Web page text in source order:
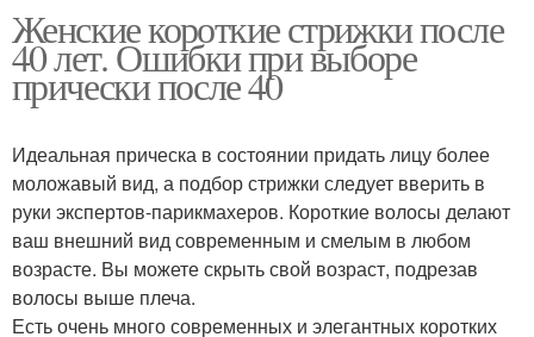
Женские короткие стрижки после
40 лет. Ошибки при выборе
прически после 40
Идеальная прическа в состоянии придать лицу более
моложавый вид, а подбор стрижки следует вверить в
руки экспертов-парикмахеров. Короткие волосы делают
ваш внешний вид современным и смелым в любом
возрасте. Вы можете скрыть свой возраст, подрезав
волосы выше плеча.
Есть очень много современных и элегантных коротких